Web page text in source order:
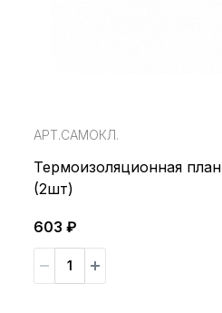
АРТ.САМОКЛ.
Термоизоляционная
(2шт)
603 ₽